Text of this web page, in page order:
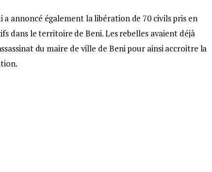
a annoncé également la libération de 70 civils pris en
dans le territoire de Beni. Les rebelles avaient déjà
du maire de ville de Beni pour ainsi accroitre la